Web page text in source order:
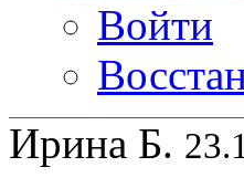
Войти
Ирина Б.